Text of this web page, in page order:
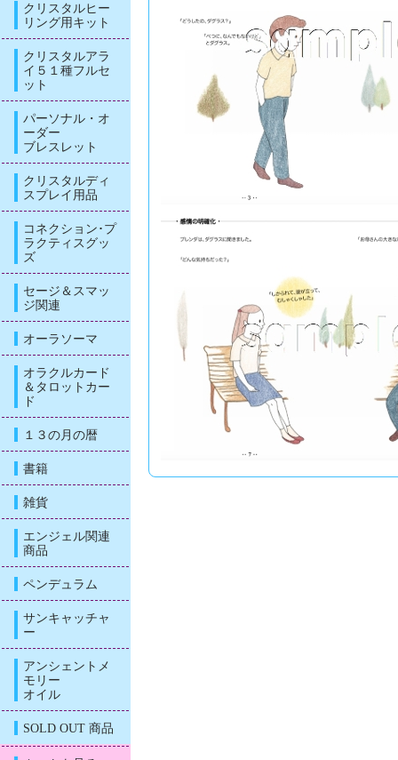
クリスタルヒー
リング用キット
クリスタルアラ
イ５１種フルセ
ット
パーソナル・オ
ーダー
ブレスレット
クリスタルディ
スプレイ用品
コネクション･プ
ラクティスグッ
ズ
セージ＆スマッ
ジ関連
オーラソーマ
オラクルカード
＆タロットカー
ド
１３の月の暦
書籍
雑貨
エンジェル関連
商品
ペンデュラム
サンキャッチャ
ー
アンシェントメ
モリー
オイル
SOLD OUT 商品